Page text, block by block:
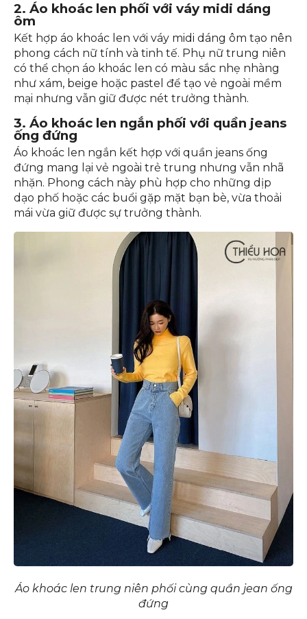
2. Áo khoác len phối với váy midi dáng
ôm
Kết hợp áo khoác len với váy midi dáng ôm tạo nên
phong cách nữ tính và tinh tế. Phụ nữ trung niên
có thể chọn áo khoác len có màu sắc nhẹ nhàng
như xám, beige hoặc pastel để tạo vẻ ngoài mềm
mại nhưng vẫn giữ được nét trưởng thành.
3. Áo khoác len ngắn phối với quần jeans
ống đứng
Áo khoác len ngắn kết hợp với quần jeans ống
đứng mang lại vẻ ngoài trẻ trung nhưng vẫn nhã
nhặn. Phong cách này phù hợp cho những dịp
dạo phố hoặc các buổi gặp mặt bạn bè, vừa thoải
mái vừa giữ được sự trưởng thành.
Áo khoác len trung niên phối cùng quần jean ống
đứng